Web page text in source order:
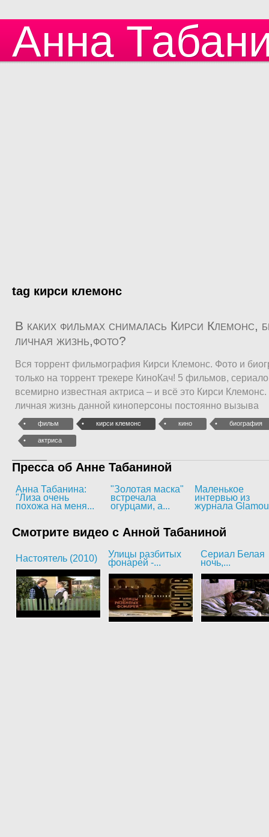
Анна
tag кирси клемонс
В каких фильмах снималась Кирси Клемонс,
личная жизнь,фото?
Вся торрент фильмография Кирси Клемонс. Фото и
только на торрент трекере КиноКач! 5 фильмов,
всемирно известная актриса – и всё это Кирси
личная жизнь данной киноперсоны постоянно вызыва
фильм кирси клемонс кино биография
актриса
Пресса об Анне Табаниной
Анна Табанина:
"Лиза очень
похожа на меня...
"Золотая маска"
встречала
огурцами, а...
Маленькое
интервью из
журнала
Смотрите видео с Анной Табаниной
Настоятель (2010)
Улицы разбитых
фонарей -...
Сериал Белая
ночь,...